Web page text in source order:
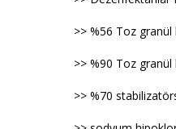
>> %56 Toz granül
>> %90 Toz granül
>> %70